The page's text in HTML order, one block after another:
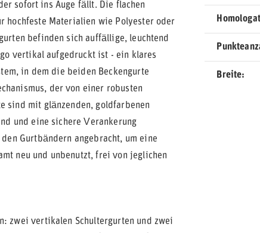
sofort ins Auge fällt. Die flachen
hochfeste Materialien wie Polyester oder
befinden sich auffällige, leuchtend
vertikal aufgedruckt ist - ein klares
in dem die beiden Beckengurte
der von einer robusten
sind mit glänzenden, goldfarbenen
und eine sichere Verankerung
Gurtbändern angebracht, um eine
neu und unbenutzt, frei von jeglichen
zwei vertikalen Schultergurten und zwei
Breite